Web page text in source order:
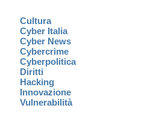
Cultura
Cyber Italia
Cyber News
Cybercrime
Cyberpolitica
Diritti
Hacking
Innovazione
Vulnerabilità